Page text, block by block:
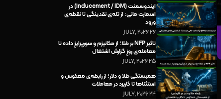
ایندوسمنت (Inducement / IDM) در
اسمارت مانی: از تله‌ی نقدینگی تا نقطه‌ی
ورود
26 JULY, 2026
تاثیر NFP بر طلا؛ از مکانیزم و سورپرایزِ داده تا
معامله‌ی روزِ گزارش اشتغال
25 JULY, 2026
همبستگی طلا و دلار؛ از رابطه‌ی معکوس و
استثناها تا کاربرد در معاملات
24 JULY, 2026